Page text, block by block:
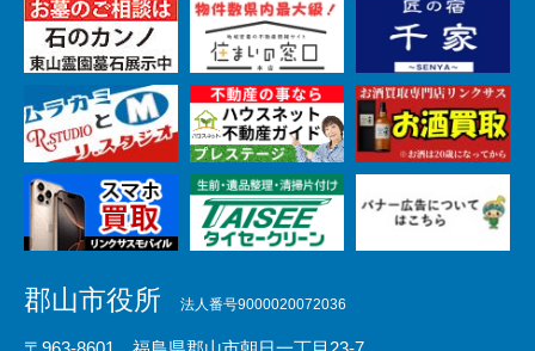
郡山市役所 法人番号9000020072036